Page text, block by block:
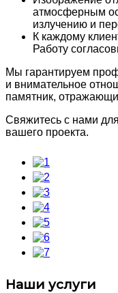
атмосферным
излучению и
К каждому
Работу
Мы гарантируем
и внимательное
памятник,
Свяжитесь с нами
вашего проекта.
Наши услуги